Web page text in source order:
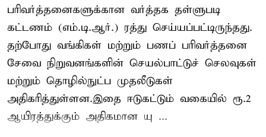
பரிவர்த்தனைகளுக்கான வர்த்தக தள்ளுபடி
கட்டணம் (எம்.டி.ஆர்.) ரத்து செய்யப்பட்டிருந்தது.
தற்போது வங்கிகள் மற்றும் பணப் பரிவர்த்தனை
சேவை நிறுவனங்களின் செயல்பாட்டுச் செலவுகள்
மற்றும் தொழில்நுட்ப முதலீடுகள்
அதிகரித்துள்ளன.இதை ஈடுகட்டும் வகையில் ரூ.2
ஆயிரத்துக்கும் அதிகமான யு ...